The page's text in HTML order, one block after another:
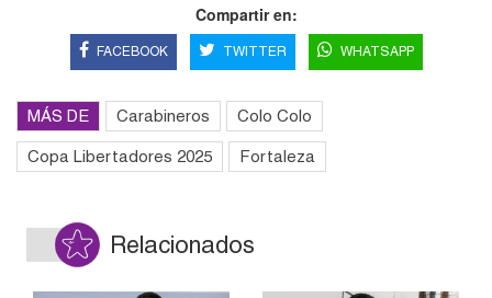
Compartir en:
FACEBOOK TWITTER WHATSAPP
MÁS DE Carabineros Colo Colo
Copa Libertadores 2025 Fortaleza
Relacionados